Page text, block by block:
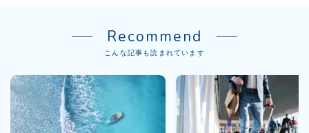
Recommend
こんな記事も読まれています